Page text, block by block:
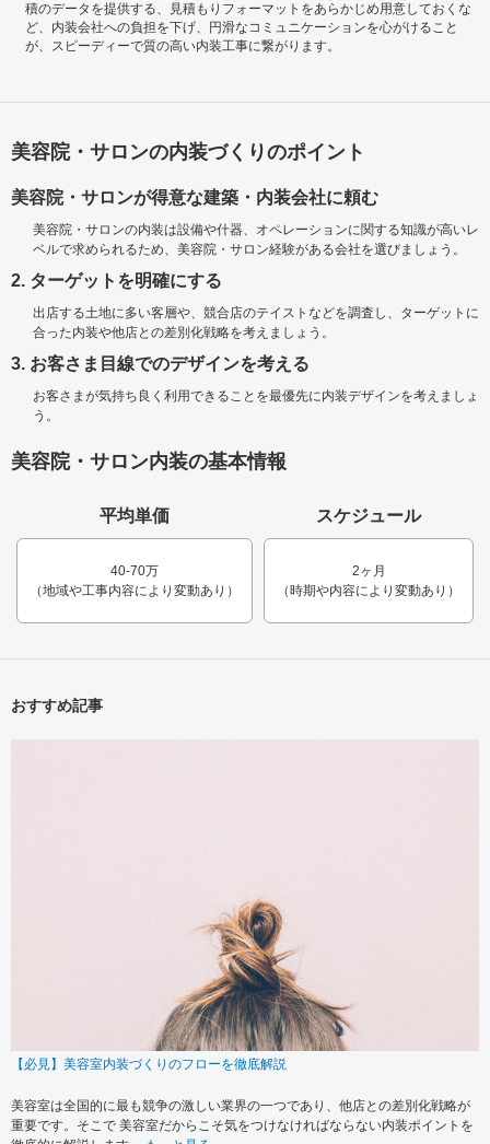
積のデータを提供する、見積もりフォーマットをあらかじめ用意しておくな
ど、内装会社への負担を下げ、円滑なコミュニケーションを心がけること
が、スピーディーで質の高い内装工事に繋がります。
美容院・サロンの内装づくりのポイント
美容院・サロンが得意な建築・内装会社に頼む
美容院・サロンの内装は設備や什器、オペレーションに関する知識が高いレ
ベルで求められるため、美容院・サロン経験がある会社を選びましょう。
2. ターゲットを明確にする
出店する土地に多い客層や、競合店のテイストなどを調査し、ターゲットに
合った内装や他店との差別化戦略を考えましょう。
3. お客さま目線でのデザインを考える
お客さまが気持ち良く利用できることを最優先に内装デザインを考えましょ
う。
美容院・サロン内装の基本情報
平均単価
40-70万
（地域や工事内容により変動あり）
スケジュール
2ヶ月
（時期や内容により変動あり）
おすすめ記事
【必見】美容室内装づくりのフローを徹底解説
美容室は全国的に最も競争の激しい業界の一つであり、他店との差別化戦略が
重要です。そこで 美容室だからこそ気をつけなければならない内装ポイントを